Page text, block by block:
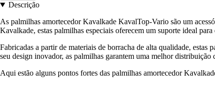
Descrição
As palmilhas amortecedor Kavalkade KavalTop-Vario são um
Kavalkade, estas palmilhas especiais oferecem um suporte ideal
Fabricadas a partir de materiais de borracha de alta qualidade, estas
seu design inovador, as palmilhas garantem uma melhor
Aqui estão alguns pontos fortes das palmilhas amortecedor